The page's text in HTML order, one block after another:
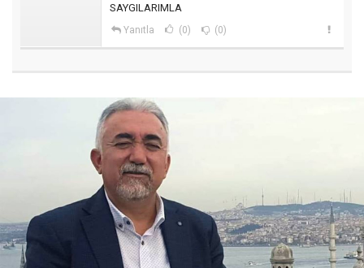
SAYGILARIMLA
Yanıtla (0) (0)